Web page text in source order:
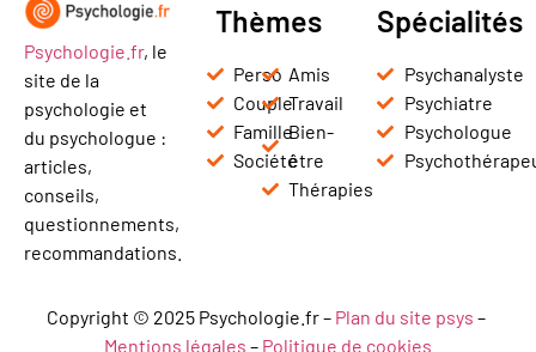
Psychologie.fr, le
site de la
psychologie et
du psychologue :
articles,
conseils,
questionnements,
recommandations.
Thèmes
Perso
Couple
Famille
Société
Amis
Travail
Bien-
être
Thérapies
Spécialités
Psychanalyste
Psychiatre
Psychologue
Copyright © 2025 Psychologie.fr – Plan du site psys –
Mentions légales – Politique de cookies